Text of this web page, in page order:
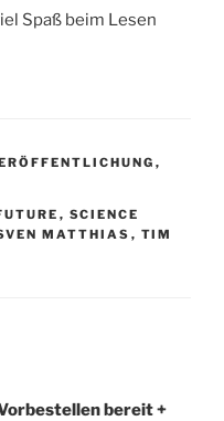
Spaß beim Lesen
,
, SCIENCE
MATTHIAS , TIM
bereit +